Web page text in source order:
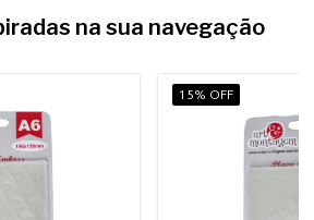
na sua navegação
15% OFF